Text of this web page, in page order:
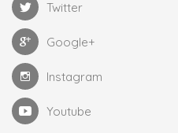
Twitter
Google+
Instagram
Youtube